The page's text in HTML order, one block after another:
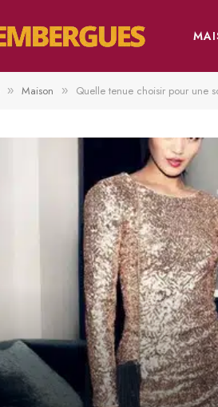
» Maison » Quelle tenue choisir pour une